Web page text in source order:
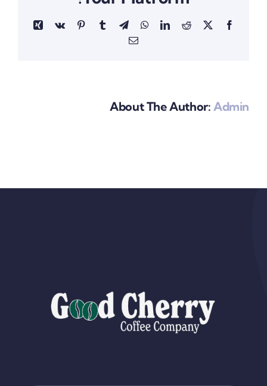
Facebook
X
Reddit
LinkedIn
WhatsApp
Telegram
Tumblr
Pinterest
Vk
Xing
Email
About The Author: Admin